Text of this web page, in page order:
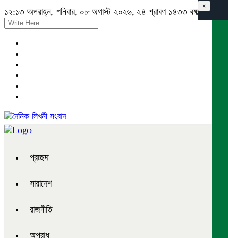
১২:১৩ অপরাহ্ন, শনিবার, ০৮ অগাস্ট ২০২৬, ২৪ শ্রাবণ ১৪৩৩ বঙ্গাব্দ
প্রচ্ছদ
সারাদেশ
রাজনীতি
অপরাধ
×